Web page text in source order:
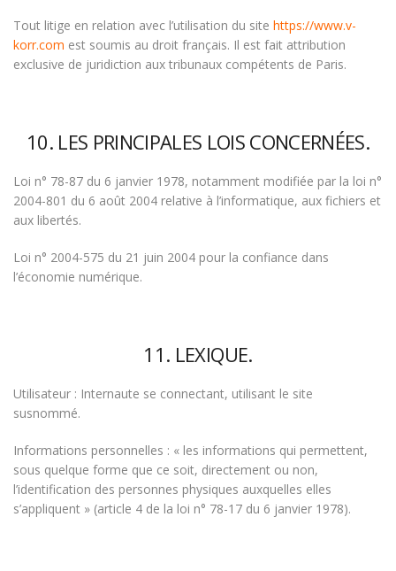
Tout litige en relation avec l’utilisation du site https://www.v-
korr.com est soumis au droit français. Il est fait attribution
exclusive de juridiction aux tribunaux compétents de Paris.
10. LES PRINCIPALES LOIS CONCERNÉES.
Loi n° 78-87 du 6 janvier 1978, notamment modifiée par la loi n°
2004-801 du 6 août 2004 relative à l’informatique, aux fichiers et
aux libertés.
Loi n° 2004-575 du 21 juin 2004 pour la confiance dans
l’économie numérique.
11. LEXIQUE.
Utilisateur : Internaute se connectant, utilisant le site
susnommé.
Informations personnelles : « les informations qui permettent,
sous quelque forme que ce soit, directement ou non,
l’identification des personnes physiques auxquelles elles
s’appliquent » (article 4 de la loi n° 78-17 du 6 janvier 1978).